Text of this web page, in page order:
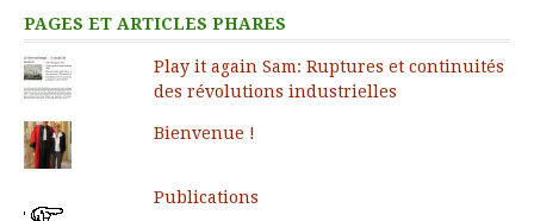
PAGES ET ARTICLES PHARES
Play it again Sam: Ruptures et continuités
des révolutions industrielles
Bienvenue !
Publications